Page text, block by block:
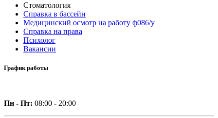
Стоматология
Справка в бассейн
Медицинский осмотр на работу ф086/у
Справка на права
Психолог
Вакансии
График работы
Пн - Пт: 08:00 - 20:00